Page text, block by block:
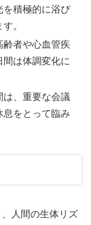
を積極的に浴び
。
齢者や心血管疾
間は体調変化に
は、重要な会議
息をとって臨み
人間の生体リズ